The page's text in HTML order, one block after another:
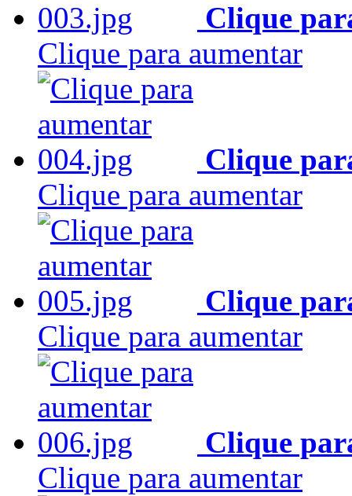
Clique
Clique para aumentar
Clique
Clique para aumentar
Clique
Clique para aumentar
Clique
Clique para aumentar